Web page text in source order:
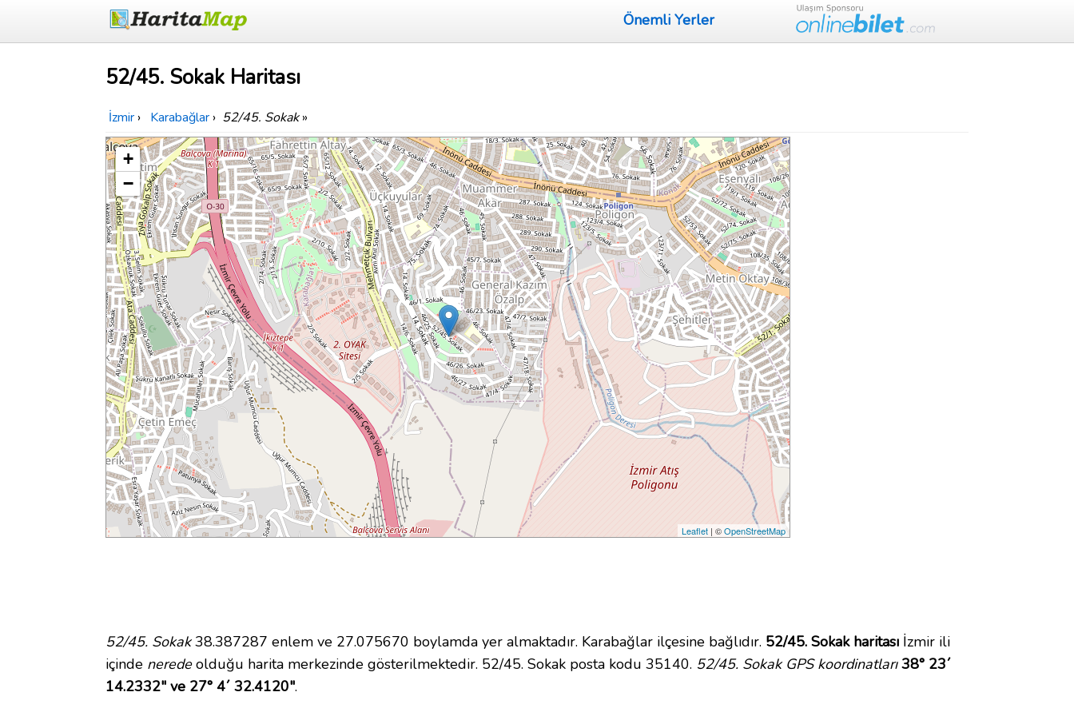
Önemli Yerler
52/45. Sokak Haritası
İzmir › Karabağlar › 52/45. Sokak»
+
−
Leaflet | ©OpenStreetMap
52/45. Sokak38.387287 enlem ve 27.075670 boylamda yer almaktadır. Karabağlar ilçesine bağlıdır. 52/45. Sokak haritası İzmir ili
içinde neredeolduğu harita merkezinde gösterilmektedir. 52/45. Sokak posta kodu 35140. 52/45. Sokak GPS koordinatları 38° 23´
14.2332" ve 27° 4´ 32.4120".